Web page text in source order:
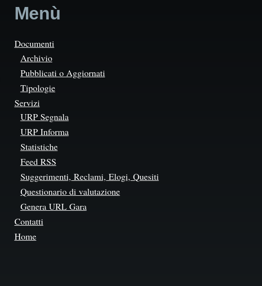
Menù
Documenti
Archivio
Pubblicati o Aggiornati
Tipologie
Servizi
URP Segnala
URP Informa
Statistiche
Feed RSS
Suggerimenti, Reclami, Elogi, Quesiti
Questionario di valutazione
Genera URL Gara
Contatti
Home